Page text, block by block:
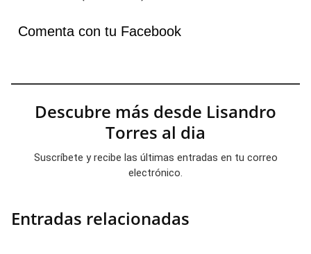
Comenta con tu Facebook
Descubre más desde Lisandro
Torres al dia
Suscríbete y recibe las últimas entradas en tu correo
electrónico.
Entradas relacionadas